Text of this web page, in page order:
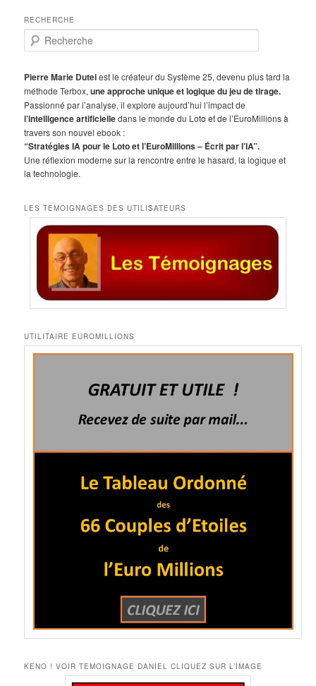
RECHERCHE
e
h
e
r
c
h
e
Pierre Marie Dutelest le créateur du Système 25, devenu plus tard la
méthode Terbox,une approche unique et logique du jeu de tirage.
Passionné par l’analyse, il explore aujourd’hui l’impact de
l’intelligence artificielledans le monde du Loto et de l’EuroMillions à
travers son nouvel ebook :
“Stratégies IA pour le Loto et l’EuroMillions – Écrit par l’IA”.
Une réflexion moderne sur la rencontre entre le hasard, la logique et
la technologie.
LES TEMOIGNAGES DES UTILISATEURS
UTILITAIRE EUROMILLIONS
KENO ! VOIR TEMOIGNAGE DANIEL CLIQUEZ SUR L’IMAGE